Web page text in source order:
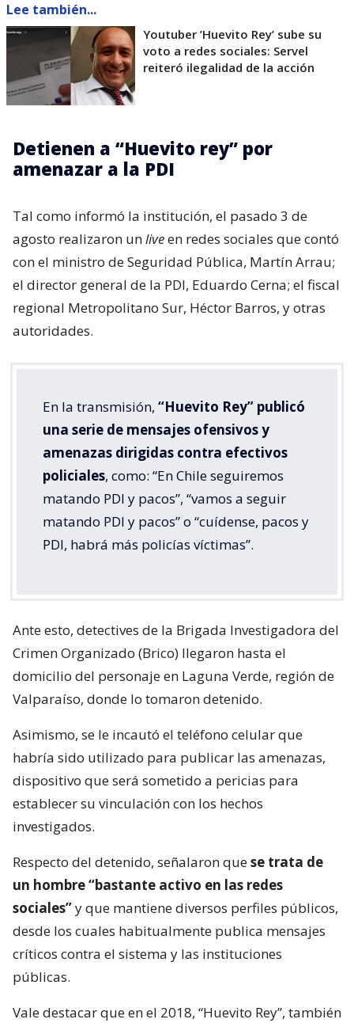
Lee también...
Youtuber ’Huevito Rey’ sube su
voto a redes sociales: Servel
reiteró ilegalidad de la acción
Detienen a “Huevito rey” por
amenazar a la PDI
Tal como informó la institución, el pasado 3 de
agosto realizaron unliveen redes sociales que contó
con el ministro de Seguridad Pública, Martín Arrau;
el director general de la PDI, Eduardo Cerna; el fiscal
regional Metropolitano Sur, Héctor Barros, y otras
autoridades.
En la transmisión, “Huevito Rey” publicó
una serie de mensajes ofensivos y
amenazas dirigidas contra efectivos
policiales, como: “En Chile seguiremos
matando PDI y pacos”, “vamos a seguir
matando PDI y pacos” o “cuídense, pacos y
PDI, habrá más policías víctimas”.
Ante esto, detectives de la Brigada Investigadora del
Crimen Organizado (Brico) llegaron hasta el
domicilio del personaje en Laguna Verde, región de
Valparaíso, donde lo tomaron detenido.
Asimismo, se le incautó el teléfono celular que
habría sido utilizado para publicar las amenazas,
dispositivo que será sometido a pericias para
establecer su vinculación con los hechos
investigados.
Respecto del detenido, señalaron quese trata de
un hombre “bastante activo en las redes
sociales”y que mantiene diversos perfiles públicos,
desde los cuales habitualmente publica mensajes
críticos contra el sistema y las instituciones
públicas.
Vale destacar que en el 2018, “Huevito Rey”, también